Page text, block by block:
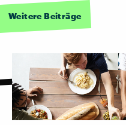
Weitere Beiträge